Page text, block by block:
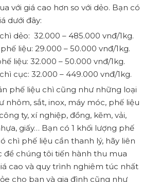
với giá cao hơn so với dẻo. Bạn có
dưới đây:
dẻo: 32.000 – 485.000 vnđ/1kg.
liệu: 29.000 – 50.000 vnđ/1kg.
liệu: 32.000 – 50.000 vnđ/1kg.
cục: 32.000 – 449.000 vnđ/1kg.
phế liệu chì cũng như những loại
nhôm, sắt, inox, máy móc, phế liệu
ty, xí nghiệp, đồng, kẽm, vải,
giấy… Bạn có 1 khối lượng phế
chì phế liệu cần thanh lý, hãy liên
để chúng tôi tiến hành thu mua
cao và quy trình nghiêm túc nhất
cho bạn và gia đình cũng như